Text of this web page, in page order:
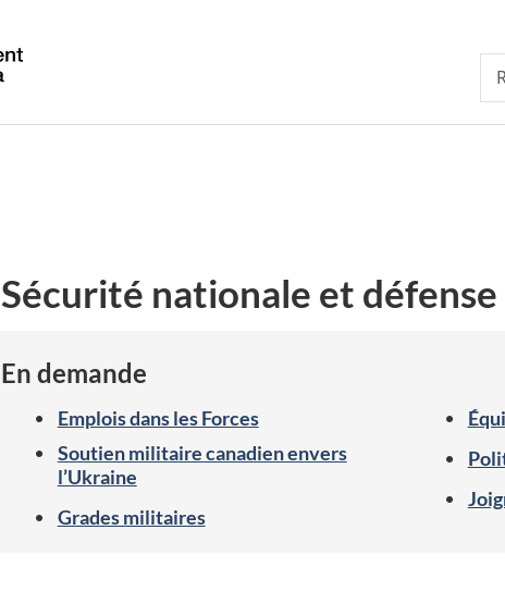
sujet
HTML
Sécurité nationale et défense
En demande
Emplois dans les Forces
Soutien militaire canadien envers
l’Ukraine
Grades militaires